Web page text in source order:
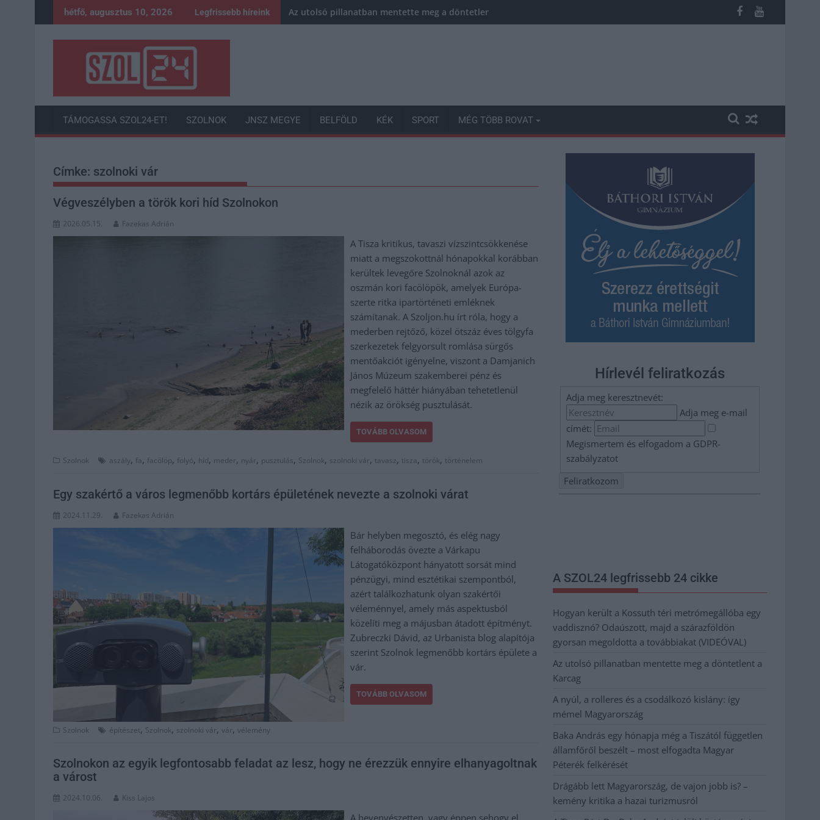
to
hétfő, augusztus 10, 2026 Legfrissebb híreink Az utolsó pillanatban mentette meg a döntetlent a Karcag
TÁMOGASSA SZOL24-ET! SZOLNOK JNSZ MEGYE BELFÖLD KÉK SPORT MÉG TÖBB ROVAT
Címke: szolnoki vár
Végveszélyben a török kori híd Szolnokon
2026.05.15. Fazekas Adrián
A Tisza kritikus, tavaszi vízszintcsökkenése
miatt a megszokottnál hónapokkal korábban
kerültek levegőre Szolnoknál azok az
oszmán kori facölöpök, amelyek Európa-
szerte ritka ipartörténeti emléknek
számítanak. A Szoljon.hu írt róla, hogy a
mederben rejtőző, közel ötszáz éves tölgyfa
szerkezetek felgyorsult romlása sürgős
mentőakciót igényelne, viszont a Damjanich
János Múzeum szakemberei pénz és
megfelelő háttér hiányában tehetetlenül
nézik az örökség pusztulását.
TOVÁBB OLVASOM
Szolnok aszály, fa, facölöp, folyó, híd, meder, nyár, pusztulás, Szolnok, szolnoki vár, tavasz, tisza, török, történelem
Egy szakértő a város legmenőbb kortárs épületének nevezte a szolnoki várat
2024.11.29. Fazekas Adrián
Bár helyben megosztó, és elég nagy
felháborodás övezte a Várkapu
Látogatóközpont hányatott sorsát mind
pénzügyi, mind esztétikai szempontból,
azért találkozhatunk olyan szakértői
véleménnyel, amely más aspektusból
közelíti meg a májusban átadott építményt.
Zubreczki Dávid, az Urbanista blog alapítója
szerint Szolnok legmenőbb kortárs épülete a
vár.
TOVÁBB OLVASOM
Szolnok építészet, Szolnok, szolnoki vár, vár, vélemény
Szolnokon az egyik legfontosabb feladat az lesz, hogy ne érezzük ennyire elhanyagoltnak
a várost
2024.10.06. Kiss Lajos
Hírlevél feliratkozás
Adja meg keresztnevét:
Adja meg e-mail
címét:
Megismertem és elfogadom a GDPR-
szabályzatot
A SZOL24 legfrissebb 24 cikke
Hogyan került a Kossuth téri metrómegállóba egy
vaddisznó? Odaúszott, majd a szárazföldön
gyorsan megoldotta a továbbiakat (VIDEÓVAL)
Az utolsó pillanatban mentette meg a döntetlent a
Karcag
A nyúl, a rolleres és a csodálkozó kislány: így
mémel Magyarország
Baka András egy hónapja még a Tiszától független
államfőről beszélt – most elfogadta Magyar
Péterék felkérését
Drágább lett Magyarország, de vajon jobb is? –
kemény kritika a hazai turizmusról